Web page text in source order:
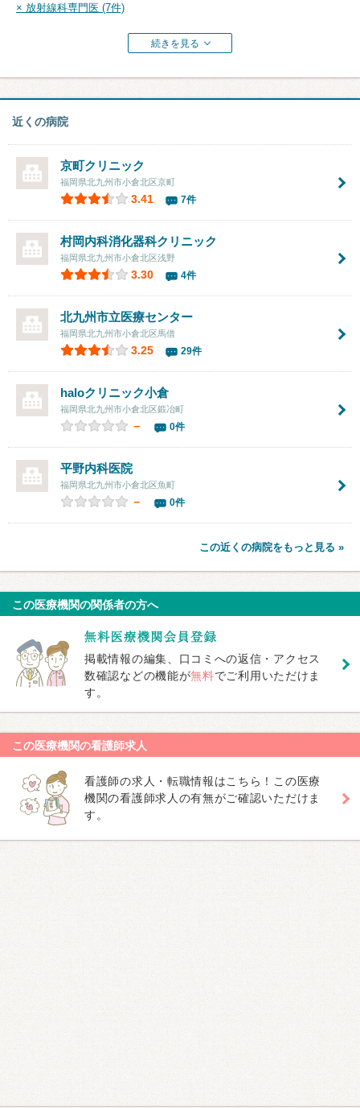
× 放射線科専門医 (7件)
続きを見る
近くの病院
京町クリニック
福岡県北九州市小倉北区京町
3.41 7件
村岡内科消化器科クリニック
福岡県北九州市小倉北区浅野
3.30 4件
北九州市立医療センター
福岡県北九州市小倉北区馬借
3.25 29件
haloクリニック小倉
福岡県北九州市小倉北区鍛冶町
－ 0件
平野内科医院
福岡県北九州市小倉北区魚町
－ 0件
この近くの病院をもっと見る »
この医療機関の関係者の方へ
掲載情報の編集、口コミへの返信・アクセス
数確認などの機能が無料でご利用いただけま
す。
この医療機関の看護師求人
看護師の求人・転職情報はこちら！この医療
機関の看護師求人の有無がご確認いただけま
す。